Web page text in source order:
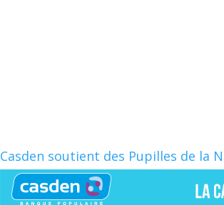
Casden soutient des Pupilles de la